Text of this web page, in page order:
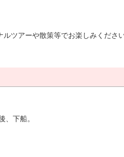
ルツアーや散策等でお楽しみくだ
、下船。